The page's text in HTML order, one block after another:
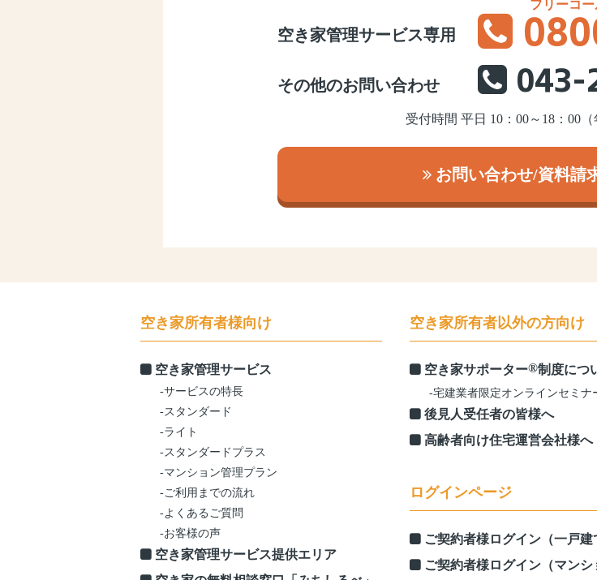
空き家管理サービス専用
その他のお問い合わせ
受付時間 平日 10：00～18：00（
お問い合わせ/資料請
空き家所有者様向け
空き家管理サービス
-サービスの特長
-スタンダード
-ライト
-スタンダードプラス
-マンション管理プラン
-ご利用までの流れ
-よくあるご質問
-お客様の声
空き家管理サービス提供エリア
空き家所有者以外の方向け
空き家サポーター®制度につ
-宅建業者限定オンラインセミナ
後見人受任者の皆様へ
高齢者向け住宅運営会社様へ
ログインページ
ご契約者様ログイン（一戸建
ご契約者様ログイン（マンシ